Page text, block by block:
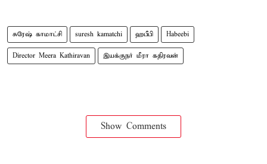
சுரேஷ் காமாட்சி suresh kamatchi ஹபீபி Habeebi
Director Meera Kathiravan இயக்குநர் மீரா கதிரவன்
Show Comments